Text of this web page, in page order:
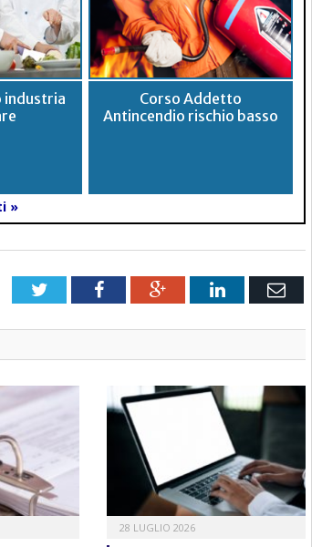
industria
Corso Addetto
Antincendio rischio basso
»
TwitterFacebookGoogle+LinkedInEmail
28 LUGLIO 2026